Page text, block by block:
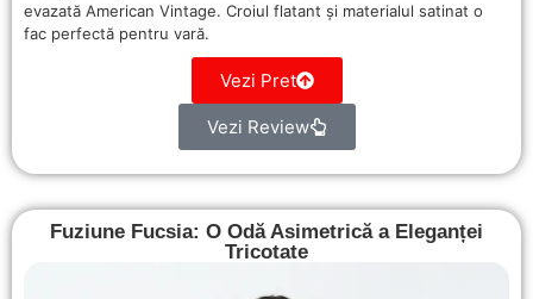
evazată American Vintage. Croiul flatant și materialul satinat o
fac perfectă pentru vară.
Vezi Pret
Vezi Review
Fuziune Fucsia: O Odă Asimetrică a Eleganței
Tricotate